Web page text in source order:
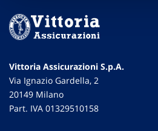
Vittoria Assicurazioni S.p.A.
Via Ignazio Gardella, 2
20149 Milano
Part. IVA 01329510158